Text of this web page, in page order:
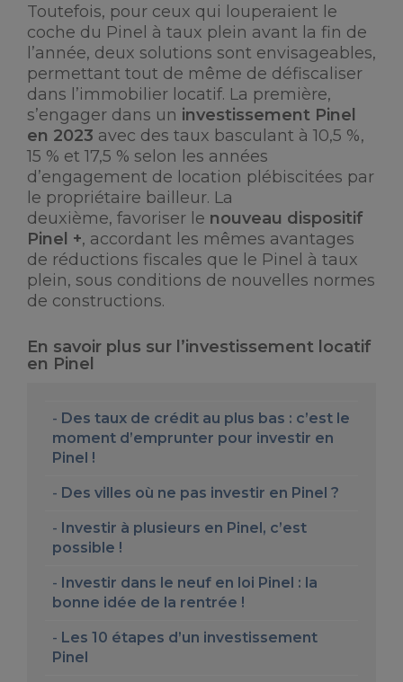
Toutefois, pour ceux qui louperaient le
coche du Pinel à taux plein avant la fin de
l’année, deux solutions sont envisageables,
permettant tout de même de défiscaliser
dans l’immobilier locatif. La première,
s’engager dans un investissement Pinel
en 2023 avec des taux basculant à 10,5 %,
15 % et 17,5 % selon les années
d’engagement de location plébiscitées par
le propriétaire bailleur. La
deuxième, favoriser le nouveau dispositif
Pinel +, accordant les mêmes avantages
de réductions fiscales que le Pinel à taux
plein, sous conditions de nouvelles normes
de constructions.
En savoir plus sur l’investissement locatif
en Pinel
Des taux de crédit au plus bas : c’est le
moment d’emprunter pour investir en
Pinel !
Des villes où ne pas investir en Pinel ?
Investir à plusieurs en Pinel, c’est
possible !
Investir dans le neuf en loi Pinel : la
bonne idée de la rentrée !
Les 10 étapes d’un investissement
Pinel